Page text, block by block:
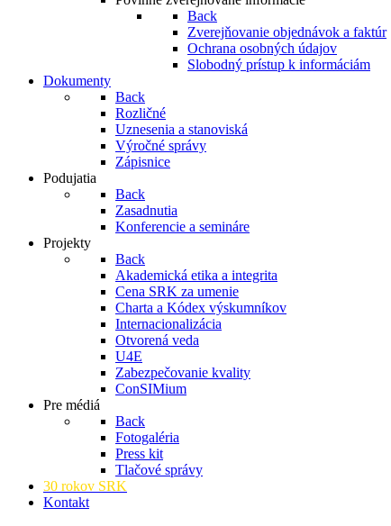
Back
Zverejňovanie objednávok a faktúr
Ochrana osobných údajov
Slobodný prístup k informáciám
Dokumenty
Back
Rozličné
Uznesenia a stanoviská
Výročné správy
Zápisnice
Podujatia
Back
Zasadnutia
Konferencie a semináre
Projekty
Back
Akademická etika a integrita
Cena SRK za umenie
Charta a Kódex výskumníkov
Internacionalizácia
Otvorená veda
U4E
Zabezpečovanie kvality
ConSIMium
Pre médiá
Back
Fotogaléria
Press kit
Tlačové správy
30 rokov SRK
Kontakt